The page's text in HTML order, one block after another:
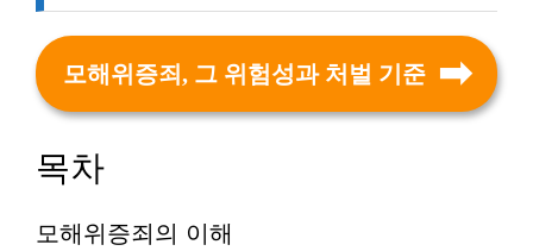
모해위증죄, 그 위험성과 처벌 기준
목차
모해위증죄의 이해